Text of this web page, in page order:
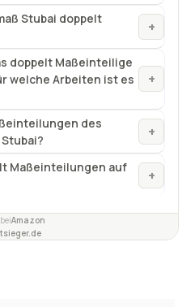
Stubai doppelt
+
doppelt Maßeinteilige
welche Arbeiten ist es
+
des
+
Maßeinteilungen auf
+
Amazon